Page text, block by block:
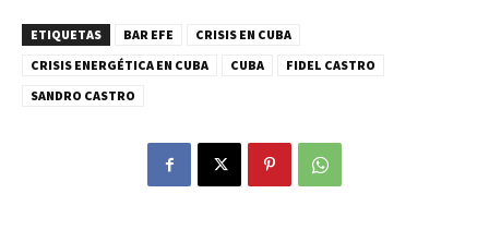
ETIQUETAS BAR EFE
CRISIS EN CUBA
CRISIS ENERGÉTICA EN CUBA
CUBA
FIDEL CASTRO
SANDRO CASTRO